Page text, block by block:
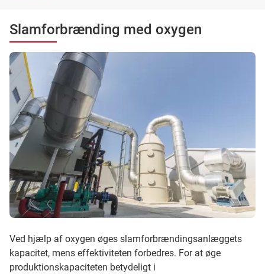
Slamforbrænding med oxygen
Ved hjælp af oxygen øges slamforbrændingsanlæggets
kapacitet, mens effektiviteten forbedres. For at øge
produktionskapaciteten betydeligt i